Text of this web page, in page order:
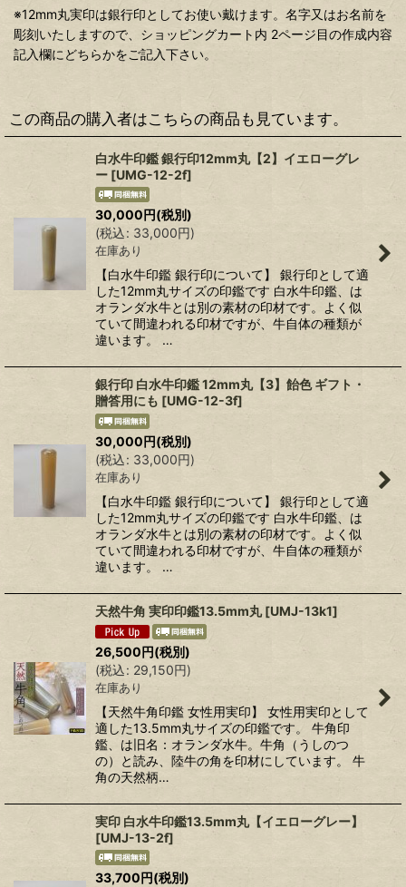
※12mm丸実印は銀行印としてお使い戴けます。名字又はお名前を
彫刻いたしますので、ショッピングカート内 2ページ目の作成内容
記入欄にどちらかをご記入下さい。
この商品の購入者はこちらの商品も見ています。
白水牛印鑑 銀行印12mm丸【2】イエローグレ
ー [UMG-12-2f]
30,000円(税別)
(税込: 33,000円)
在庫あり
【白水牛印鑑 銀行印について】 銀行印として適
した12mm丸サイズの印鑑です 白水牛印鑑、は
オランダ水牛とは別の素材の印材です。よく似
ていて間違われる印材ですが、牛自体の種類が
違います。 …
銀行印 白水牛印鑑 12mm丸【3】飴色 ギフト・
贈答用にも [UMG-12-3f]
30,000円(税別)
(税込: 33,000円)
在庫あり
【白水牛印鑑 銀行印について】 銀行印として適
した12mm丸サイズの印鑑です 白水牛印鑑、は
オランダ水牛とは別の素材の印材です。よく似
ていて間違われる印材ですが、牛自体の種類が
違います。 …
天然牛角 実印印鑑13.5mm丸 [UMJ-13k1]
26,500円(税別)
(税込: 29,150円)
在庫あり
【天然牛角印鑑 女性用実印】 女性用実印として
適した13.5mm丸サイズの印鑑です。 牛角印
鑑、は旧名：オランダ水牛。牛角（うしのつ
の）と読み、陸牛の角を印材にしています。 牛
角の天然柄…
実印 白水牛印鑑13.5mm丸【イエローグレー】
[UMJ-13-2f]
33,700円(税別)